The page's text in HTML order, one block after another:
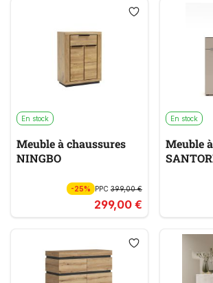
En stock
Meuble à chaussures
NINGBO
-25% PPC 399,00 €
299,00 €
En stock
Meuble